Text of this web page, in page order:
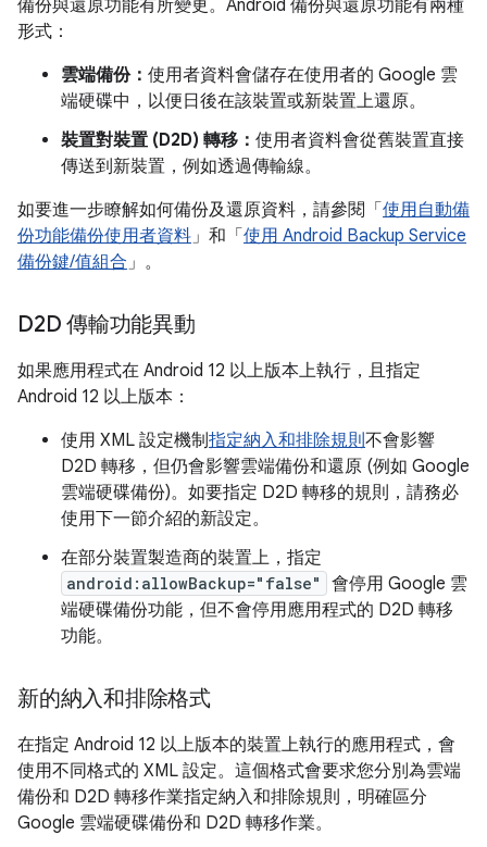
備份與還原功能有所變更。Android 備份與還原功能有兩種
形式：
雲端備份： 使用者資料會儲存在使用者的 Google 雲
端硬碟中，以便日後在該裝置或新裝置上還原。
裝置對裝置 (D2D) 轉移： 使用者資料會從舊裝置直接
傳送到新裝置，例如透過傳輸線。
如要進一步瞭解如何備份及還原資料，請參閱「使用自動備
份功能備份使用者資料 」和「使用 Android Backup Service
備份鍵/值組合 」。
D2D 傳輸功能異動
如果應用程式在 Android 12 以上版本上執行，且指定
Android 12 以上版本：
使用 XML 設定機制指定納入和排除規則不會影響
D2D 轉移，但仍會影響雲端備份和還原 (例如 Google
雲端硬碟備份)。如要指定 D2D 轉移的規則，請務必
使用下一節介紹的新設定。
在部分裝置製造商的裝置上，指定
android:allowBackup="false"
會停用 Google 雲
端硬碟備份功能，但不會停用應用程式的 D2D 轉移
功能。
新的納入和排除格式
在指定 Android 12 以上版本的裝置上執行的應用程式，會
使用不同格式的 XML 設定。這個格式會要求您分別為雲端
備份和 D2D 轉移作業指定納入和排除規則，明確區分
Google 雲端硬碟備份和 D2D 轉移作業。